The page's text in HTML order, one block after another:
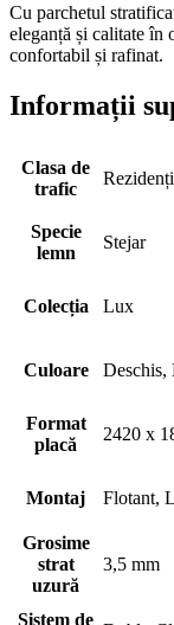
Cu parchetul
eleganță și calitate în
confortabil și rafinat.
Informații
Clasa de
trafic
Specie
lemn
Stejar
Colecția Lux
Culoare Deschis,
Format
placă
2420 x
Montaj Flotant,
Grosime
strat
uzură
3,5 mm
Sistem de